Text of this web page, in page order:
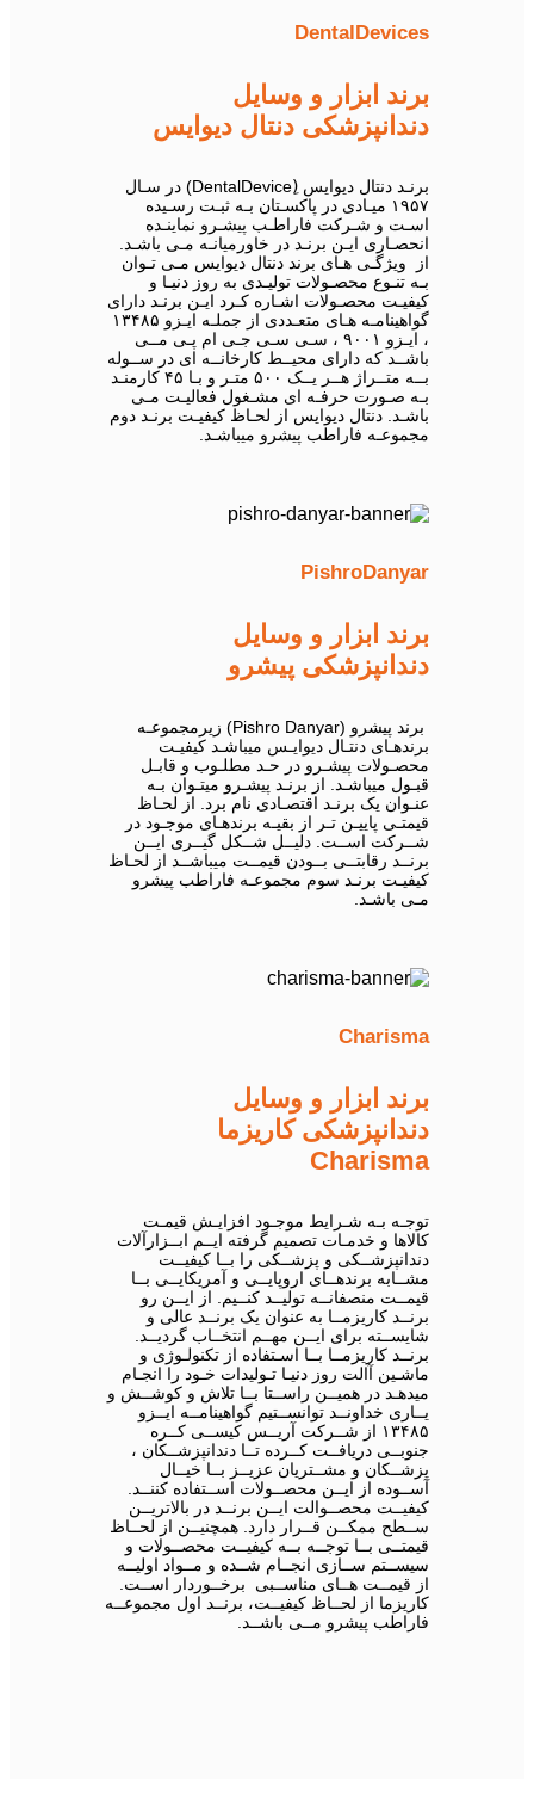
DentalDevices
برند ابزار و وسایل
دندانپزشکی دنتال دیوایس
برنـد دنتال دیوایس (ِDentalDevice) در سـال
۱۹۵۷ میـادی در پاکسـتان بـه ثبـت رسـیده
اسـت و شـرکت فاراطـب پیشـرو نماینـده
انحصـاری ایـن برنـد در خاورمیانـه مـی باشـد.
از ویژگـی هـای برند دنتال دیوایس مـی تـوان
بـه تنـوع محصـولات تولیـدی به روز دنیـا و
کیفیـت محصـولات اشـاره کـرد ایـن برنـد دارای
گواهینامـه هـای متعـددی از جملـه ایـزو ۱۳۴۸۵
، ایـزو ۹۰۰۱ ، سـی سـی جـی ام پـی مــی
باشــد که دارای محیــط کارخانــه ای در ســوله
بــه متــراژ هــر یــک ۵۰۰ متـر و بـا ۴۵ کارمنـد
بـه صـورت حرفـه ای مشـغول فعالیـت مـی
باشـد. دنتال دیوایس از لحـاظ کیفیـت برنـد دوم
مجموعـه فاراطب پیشرو میباشـد.
PishroDanyar
برند ابزار و وسایل
دندانپزشکی پیشرو
برند پیشرو (Pishro Danyar) زیرمجموعـه
برندهـای دنتـال دیوایـس میباشـد کیفیـت
محصـولات پیشـرو در حـد مطلـوب و قابـل
قبـول میباشـد. از برنـد پیشـرو میتـوان بـه
عنـوان یک برنـد اقتصـادی نام برد. از لحـاظ
قیمتـی پاییـن تـر از بقیـه برندهـای موجـود در
شــرکت اســت. دلیــل شــکل گیــری ایــن
برنــد رقابتــی بــودن قیمــت میباشــد از لحـاظ
کیفیـت برنـد سوم مجموعـه فاراطب پیشرو
مـی باشـد.
Charisma
برند ابزار و وسایل
دندانپزشکی کاریزما
Charisma
توجـه بـه شـرایط موجـود افزایـش قیمـت
کالاها و خدمـات تصمیم گرفته ایــم ابــزارآلات
دندانپزشــکی و پزشــکی را بــا کیفیــت
مشــابه برندهــای اروپایــی و آمریکایــی بــا
قیمــت منصفانــه تولیــد کنــیم. از ایــن رو
برنــد کاریزمــا به عنوان یک برنــد عالی و
شایســته برای ایــن مهــم انتخــاب گردیــد.
برنــد کاریزمــا بــا اسـتفاده از تکنولـوژی و
ماشـین آالت روز دنیـا تـولیدات خـود را انجـام
میدهـد در همیــن راســتا بــا تلاش و کوشــش و
یــاری خداونــد توانســتیم گواهینامــه ایــزو
۱۳۴۸۵ از شــرکت آریــس کیســی کــره
جنوبــی دریافــت کــرده تــا دندانپزشــکان ،
پزشــکان و مشــتریان عزیــز بــا خیــال
آســوده از ایــن محصــولات اســتفاده کننــد.
کیفیــت محصــوالت ایــن برنــد در بالاتریــن
ســطح ممکــن قــرار دارد. همچنیــن از لحــاظ
قیمتــی بــا توجــه بــه کیفیــت محصــولات و
سیســتم ســازی انجــام شــده و مــواد اولیــه
از قیمــت هــای مناســبی برخــوردار اســت.
کاریزما از لحــاظ کیفیــت، برنــد اول مجموعــه
فاراطب پیشرو مــی باشــد.